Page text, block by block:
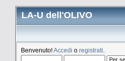
LA-U dell'OLIVO
Benvenuto!Accedi o registrati